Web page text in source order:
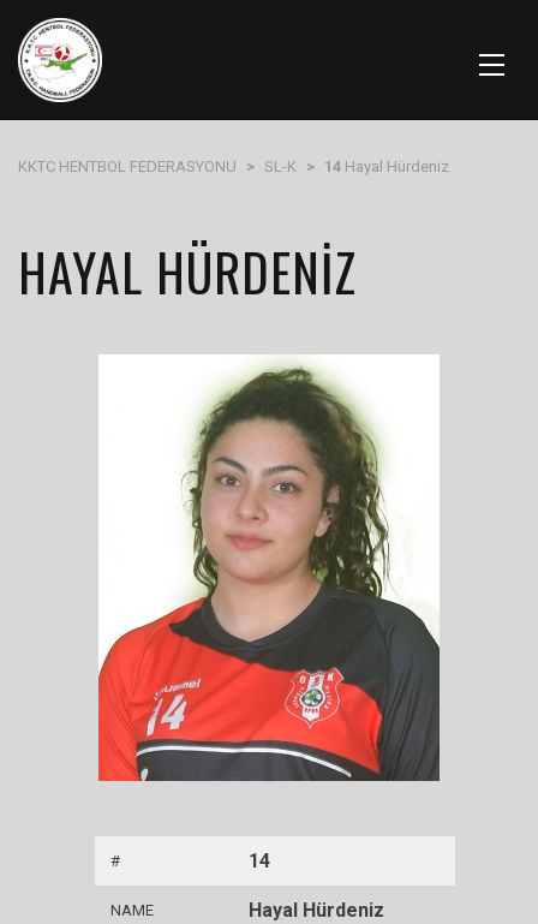
KKTC HENTBOL FEDERASYONU > SL-K > 14 Hayal Hürdeniz
HAYAL HÜRDENIZ
# 14
NAME Hayal Hürdeniz